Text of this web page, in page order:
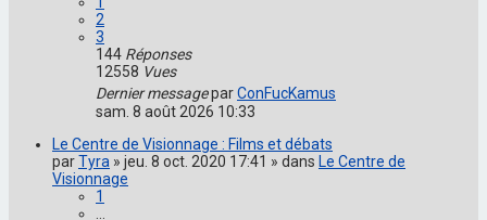
2
3
144 Réponses
12558 Vues
Dernier messageparConFucKamus
sam. 8 août 2026 10:33
Le Centre de Visionnage : Films et débats
parTyra » jeu. 8 oct. 2020 17:41 » dans Le Centre de
Visionnage
1